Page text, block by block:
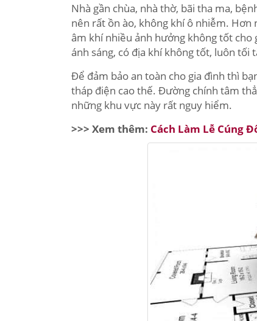
Nhà gần chùa, nhà thờ, bãi tha ma,
nên rất ồn ào, không khí ô nhiễm.
âm khí nhiều ảnh hưởng không tốt cho
ánh sáng, có địa khí không tốt, luôn tối
Để đảm bảo an toàn cho gia đình thì
tháp điện cao thế. Đường chính tâm
những khu vực này rất nguy hiểm.
>>> Xem thêm: Cách Làm Lễ Cúng